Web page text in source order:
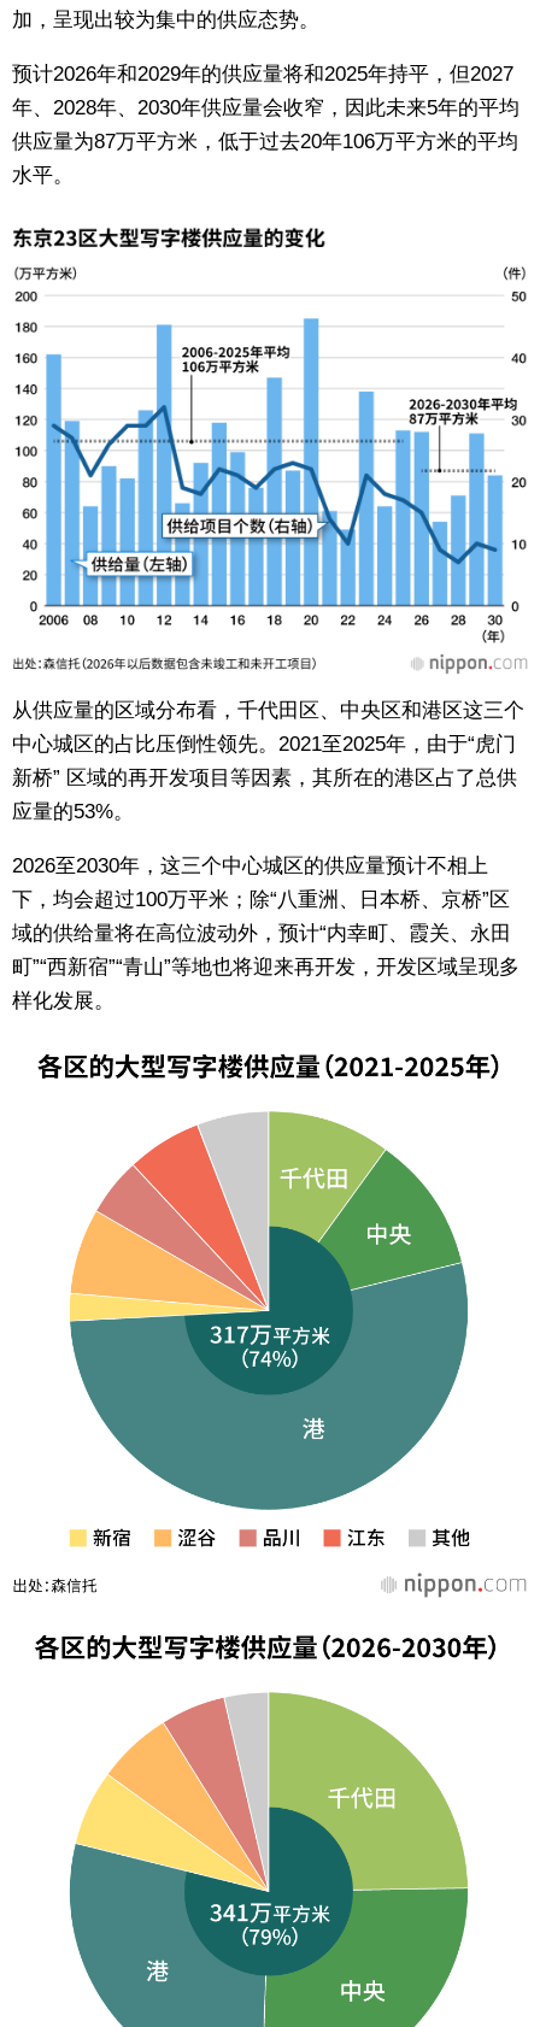
加，呈现出较为集中的供应态势。
预计2026年和2029年的供应量将和2025年持平，但2027
年、2028年、2030年供应量会收窄，因此未来5年的平均
供应量为87万平方米，低于过去20年106万平方米的平均
水平。
从供应量的区域分布看，千代田区、中央区和港区这三个
中心城区的占比压倒性领先。2021至2025年，由于“虎门
新桥” 区域的再开发项目等因素，其所在的港区占了总供
应量的53%。
2026至2030年，这三个中心城区的供应量预计不相上
下，均会超过100万平米；除“八重洲、日本桥、京桥”区
域的供给量将在高位波动外，预计“内幸町、霞关、永田
町”“西新宿”“青山”等地也将迎来再开发，开发区域呈现多
样化发展。